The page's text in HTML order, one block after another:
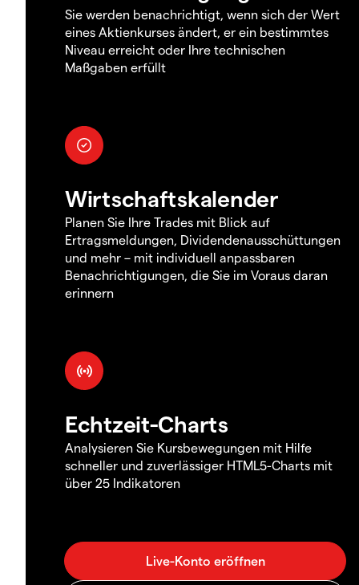
Sie werden benachrichtigt, wenn sich der Wert
eines Aktienkurses ändert, er ein bestimmtes
Niveau erreicht oder Ihre technischen
Maßgaben erfüllt
Wirtschaftskalender
Planen Sie Ihre Trades mit Blick auf
Ertragsmeldungen, Dividendenausschüttungen
und mehr – mit individuell anpassbaren
Benachrichtigungen, die Sie im Voraus daran
erinnern
Echtzeit-Charts
Analysieren Sie Kursbewegungen mit Hilfe
schneller und zuverlässiger HTML5-Charts mit
über 25 Indikatoren